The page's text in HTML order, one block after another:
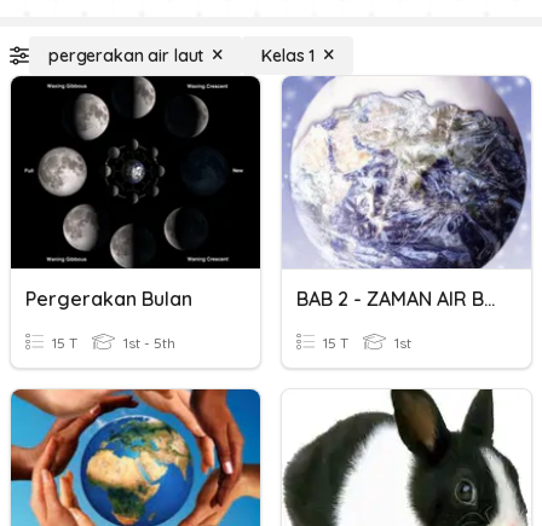
pergerakan air laut Kelas 1
Pergerakan Bulan
15 T 1st - 5th
BAB 2 - ZAMAN AIR BATU
15 T 1st